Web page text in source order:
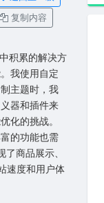
复制内容
积累的解决⽅
我使⽤⾃定
主题时，我
器和插件来
化的挑战。
的功能也需
商品展⽰、
速度和⽤户体